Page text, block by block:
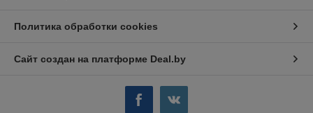
Политика обработки cookies
Сайт создан на платформе Deal.by